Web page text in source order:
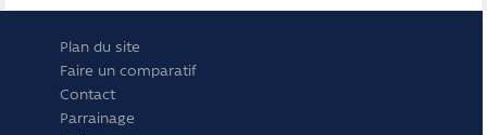
Plan du site
Faire un comparatif
Contact
Parrainage